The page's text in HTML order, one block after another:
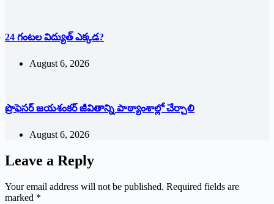
24 గంటల విద్యుత్ ఎక్కడ?
August 6, 2026
ప్రొఫెసర్ జయశంకర్ జీవితాన్ని పాఠ్యాంశాల్లో చేర్చాలి
August 6, 2026
Leave a Reply
Your email address will not be published. Required fields are
marked *